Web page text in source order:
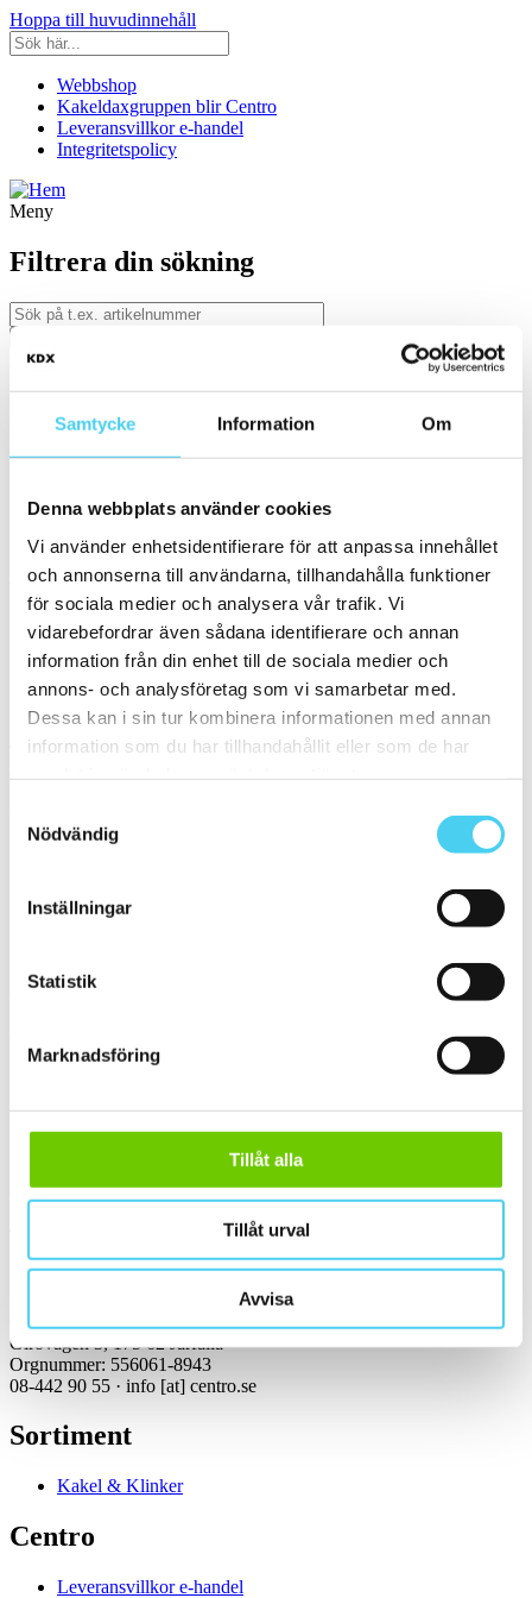
Samtycke Information Om
Denna webbplats använder cookies
Vi använder enhetsidentifierare för att anpassa innehållet
och annonserna till användarna, tillhandahålla funktioner
för sociala medier och analysera vår trafik. Vi
vidarebefordrar även sådana identifierare och annan
information från din enhet till de sociala medier och
annons- och analysföretag som vi samarbetar med.
Dessa kan i sin tur kombinera informationen med annan
information som du har tillhandahållit eller som de har
Nödvändig
Inställningar
Statistik
Marknadsföring
Tillåt alla
Tillåt urval
Avvisa
Hoppa till huvudinnehåll
Webbshop
Kakeldaxgruppen blir Centro
Leveransvillkor e-handel
Integritetspolicy
Meny
Filtrera din sökning
Kategori
Kakel & Klinker
Filtrera på en Serie
Vero
Sortera
Tyvärr gav sökningen inget resultat. Välj gärna en kategori nedan
Webbshop
Med över 30 år i branschen är vi experter på allt inom kakel och
Kakel & klinker
Kontakt
Öppettider:
Mejl:info[at]centro.se
Centro Kakel & Klinker AB
Girovägen 3, 175 62 Järfälla
Orgnummer: 556061-8943
08-442 90 55 · info [at] centro.se
Sortiment
Kakel & Klinker
Centro
Leveransvillkor e-handel